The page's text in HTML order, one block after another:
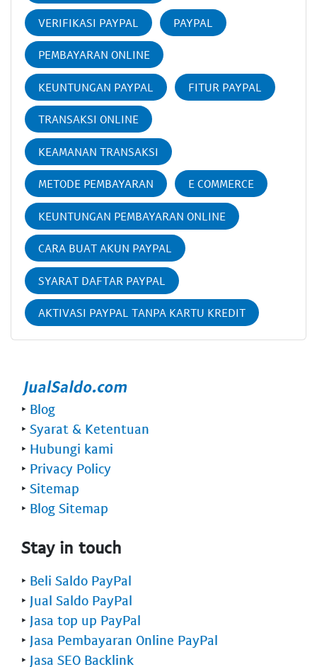
VERIFIKASI PAYPAL PAYPAL
PEMBAYARAN ONLINE
KEUNTUNGAN PAYPAL FITUR PAYPAL
TRANSAKSI ONLINE
KEAMANAN TRANSAKSI
METODE PEMBAYARAN E COMMERCE
KEUNTUNGAN PEMBAYARAN ONLINE
CARA BUAT AKUN PAYPAL
SYARAT DAFTAR PAYPAL
AKTIVASI PAYPAL TANPA KARTU KREDIT
‣ Blog
‣ Syarat & Ketentuan
‣ Hubungi kami
‣ Privacy Policy
‣ Sitemap
‣ Blog Sitemap
Stay in touch
‣ Beli Saldo PayPal
‣ Jual Saldo PayPal
‣ Jasa top up PayPal
‣ Jasa Pembayaran Online PayPal
‣ Jasa SEO Backlink